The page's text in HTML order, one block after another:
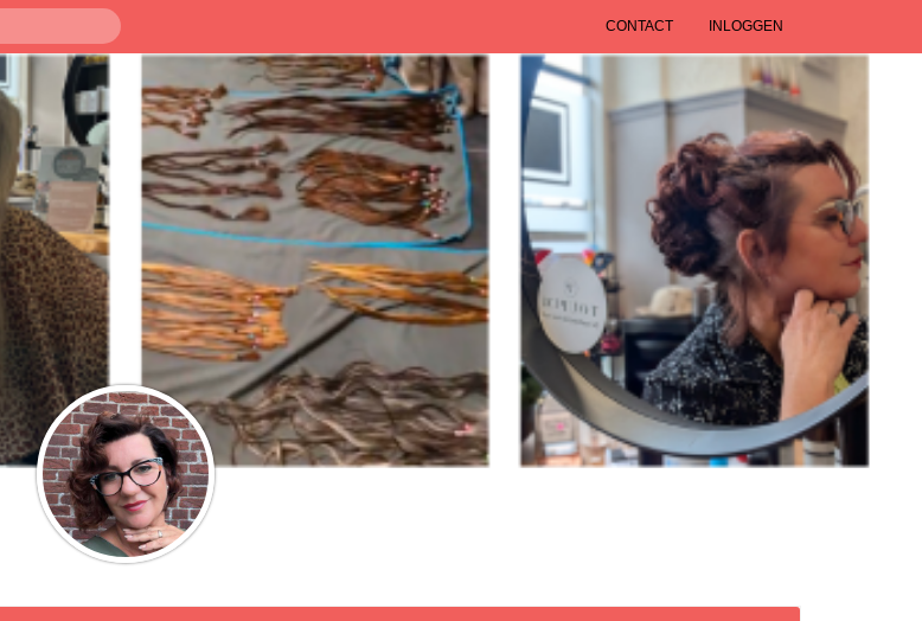
CONTACT INLOGGEN